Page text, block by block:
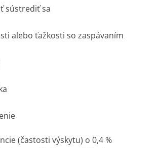
sústrediť sa
alebo ťažkosti so zaspávaním
(častosti výskytu) o 0,4 %